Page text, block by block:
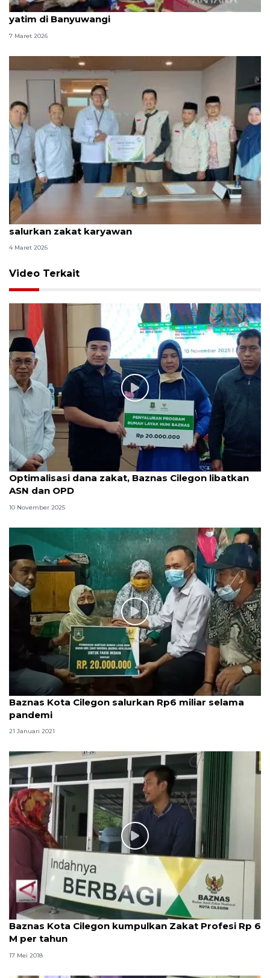
Baznas RI gelar pesantren marjinal untuk 100 anak
yatim di Banyuwangi
7 Maret 2026
PT IPC TPK jalin kerja sama dengan LAZISKU
salurkan zakat karyawan
4 Maret 2026
Video Terkait
Optimalisasi dana zakat, Baznas Cilegon libatkan
ASN dan OPD
10 November 2025
Baznas Kota Cilegon salurkan Rp6 miliar selama
pandemi
21 Januari 2021
Baznas Kota Cilegon kumpulkan Zakat Profesi Rp 6
M per tahun
17 Mei 2018